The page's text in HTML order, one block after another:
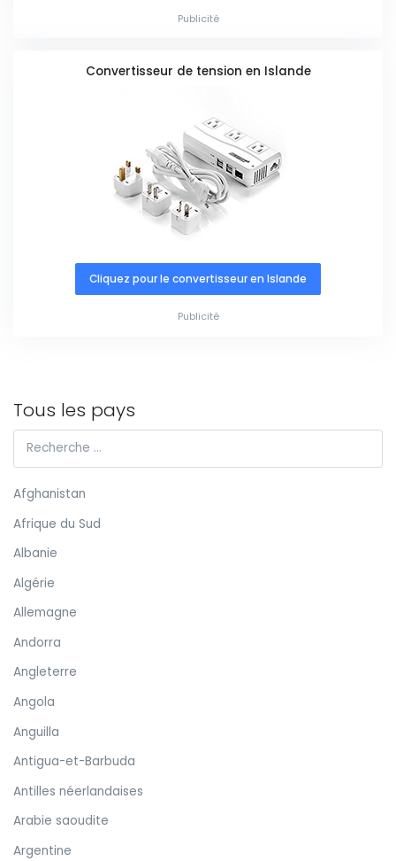
Publicité
Convertisseur de tension en Islande
Cliquez pour le convertisseur en Islande
Publicité
Tous les pays
Afghanistan
Afrique du Sud
Albanie
Algérie
Allemagne
Andorra
Angleterre
Angola
Anguilla
Antigua-et-Barbuda
Antilles néerlandaises
Arabie saoudite
Argentine